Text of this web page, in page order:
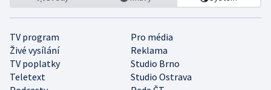
TV program
Pro média
Živé vysílání
Reklama
TV poplatky
Studio Brno
Teletext
Studio Ostrava